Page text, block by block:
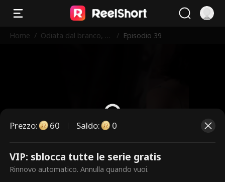
Home / Odiata dal branco, a
/ Episodio 39
Questi sono episodi a pagamento.
Sblocca per guardare.
Prezzo: 60 Saldo: 0
VIP: sblocca tutte le serie gratis
Rinnovo automatico. Annulla quando vuoi.